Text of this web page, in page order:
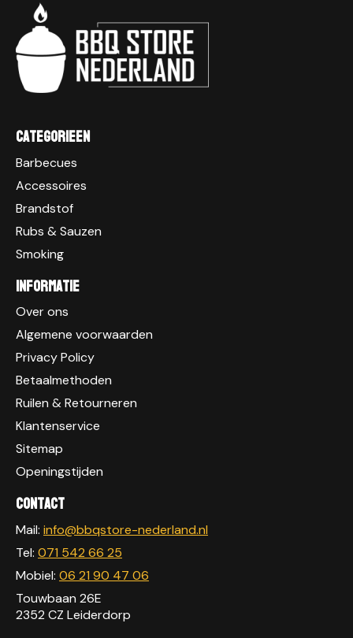
Categorieen
Barbecues
Accessoires
Brandstof
Rubs & Sauzen
Smoking
Informatie
Over ons
Algemene voorwaarden
Privacy Policy
Betaalmethoden
Ruilen & Retourneren
Klantenservice
Sitemap
Openingstijden
Contact
Mail: info@bbqstore-nederland.nl
Tel: 071 542 66 25
Mobiel: 06 21 90 47 06
Touwbaan 26E
2352 CZ Leiderdorp